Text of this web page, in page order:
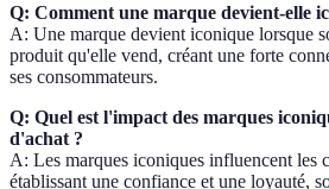
Q: Comment une marque devient-elle
A: Une marque devient iconique lorsque
produit qu'elle vend, créant une forte
ses consommateurs.
Q: Quel est l'impact des marques
d'achat ?
A: Les marques iconiques influencent les
établissant une confiance et une loyauté,